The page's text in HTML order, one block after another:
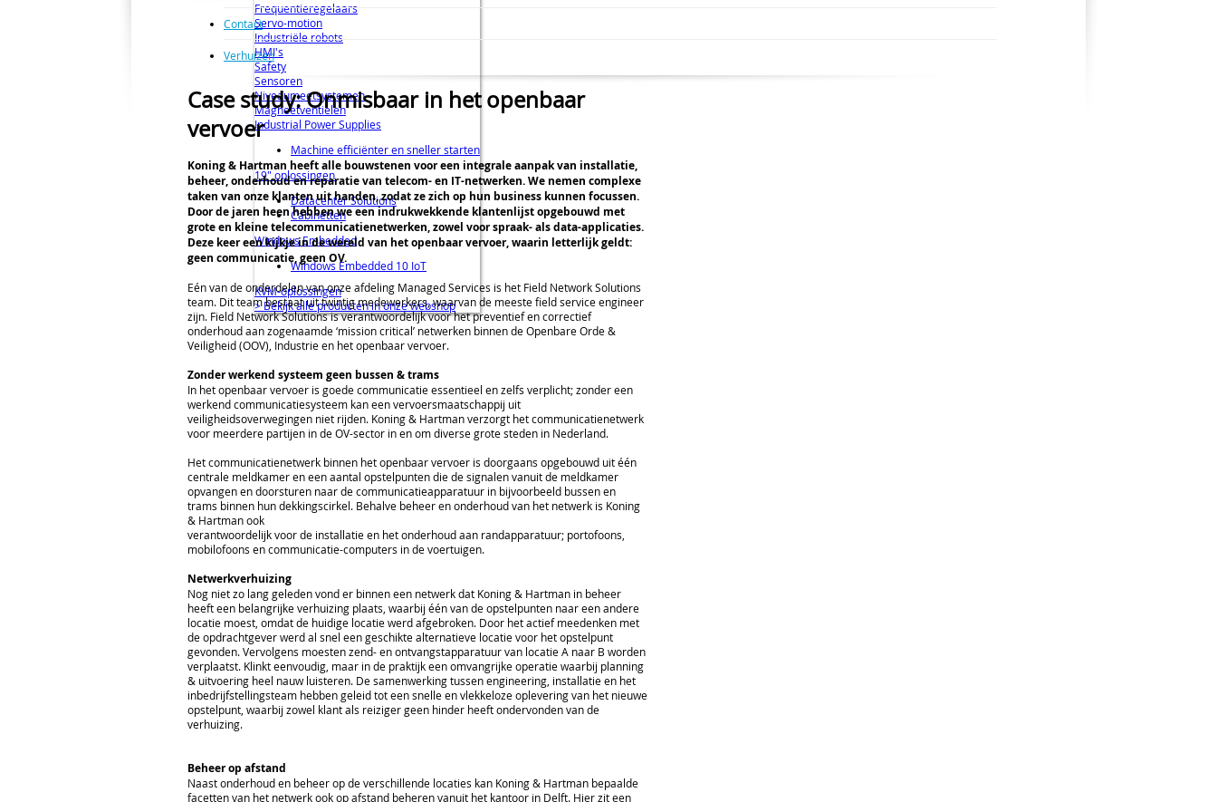
Frequentieregelaars
Servo-motion
Industriële robots
HMI's
Safety
Sensoren
Niveaumeetsystemen
Magneetventielen
Industrial Power Supplies
Machine efficiënter en sneller starten
19" oplossingen
Datacenter Solutions
Cabinetten
Windows Embedded
Windows Embedded 10 IoT
KVM-oplossingen
> Bekijk alle producten in onze webshop
Contact
Verhuizen
Case study: Onmisbaar in het openbaar
vervoer
Koning & Hartman heeft alle bouwstenen voor een integrale aanpak van installatie,
beheer, onderhoud en reparatie van telecom- en IT-netwerken. We nemen complexe
taken van onze klanten uit handen, zodat ze zich op hun business kunnen focussen.
Door de jaren heen hebben we een indrukwekkende klantenlijst opgebouwd met
grote en kleine telecommunicatienetwerken, zowel voor spraak- als data-applicaties.
Deze keer een kijkje in de wereld van het openbaar vervoer, waarin letterlijk geldt:
geen communicatie, geen OV.
Eén van de onderdelen van onze afdeling Managed Services is het Field Network Solutions
team. Dit team bestaat uit twintig medewerkers, waarvan de meeste field service engineer
zijn. Field Network Solutions is verantwoordelijk voor het preventief en correctief
onderhoud aan zogenaamde ‘mission critical’ netwerken binnen de Openbare Orde &
Veiligheid (OOV), Industrie en het openbaar vervoer.
Zonder werkend systeem geen bussen & trams
In het openbaar vervoer is goede communicatie essentieel en zelfs verplicht; zonder een
werkend communicatiesysteem kan een vervoersmaatschappij uit
veiligheidsoverwegingen niet rijden. Koning & Hartman verzorgt het communicatienetwerk
voor meerdere partijen in de OV-sector in en om diverse grote steden in Nederland.
Het communicatienetwerk binnen het openbaar vervoer is doorgaans opgebouwd uit één
centrale meldkamer en een aantal opstelpunten die de signalen vanuit de meldkamer
opvangen en doorsturen naar de communicatieapparatuur in bijvoorbeeld bussen en
trams binnen hun dekkingscirkel. Behalve beheer en onderhoud van het netwerk is Koning
& Hartman ook
verantwoordelijk voor de installatie en het onderhoud aan randapparatuur; portofoons,
mobilofoons en communicatie-computers in de voertuigen.
Netwerkverhuizing
Nog niet zo lang geleden vond er binnen een netwerk dat Koning & Hartman in beheer
heeft een belangrijke verhuizing plaats, waarbij één van de opstelpunten naar een andere
locatie moest, omdat de huidige locatie werd afgebroken. Door het actief meedenken met
de opdrachtgever werd al snel een geschikte alternatieve locatie voor het opstelpunt
gevonden. Vervolgens moesten zend- en ontvangstapparatuur van locatie A naar B worden
verplaatst. Klinkt eenvoudig, maar in de praktijk een omvangrijke operatie waarbij planning
& uitvoering heel nauw luisteren. De samenwerking tussen engineering, installatie en het
inbedrijfstellingsteam hebben geleid tot een snelle en vlekkeloze oplevering van het nieuwe
opstelpunt, waarbij zowel klant als reiziger geen hinder heeft ondervonden van de
verhuizing.
Beheer op afstand
Naast onderhoud en beheer op de verschillende locaties kan Koning & Hartman bepaalde
facetten van het netwerk ook op afstand beheren vanuit het kantoor in Delft. Hier zit een